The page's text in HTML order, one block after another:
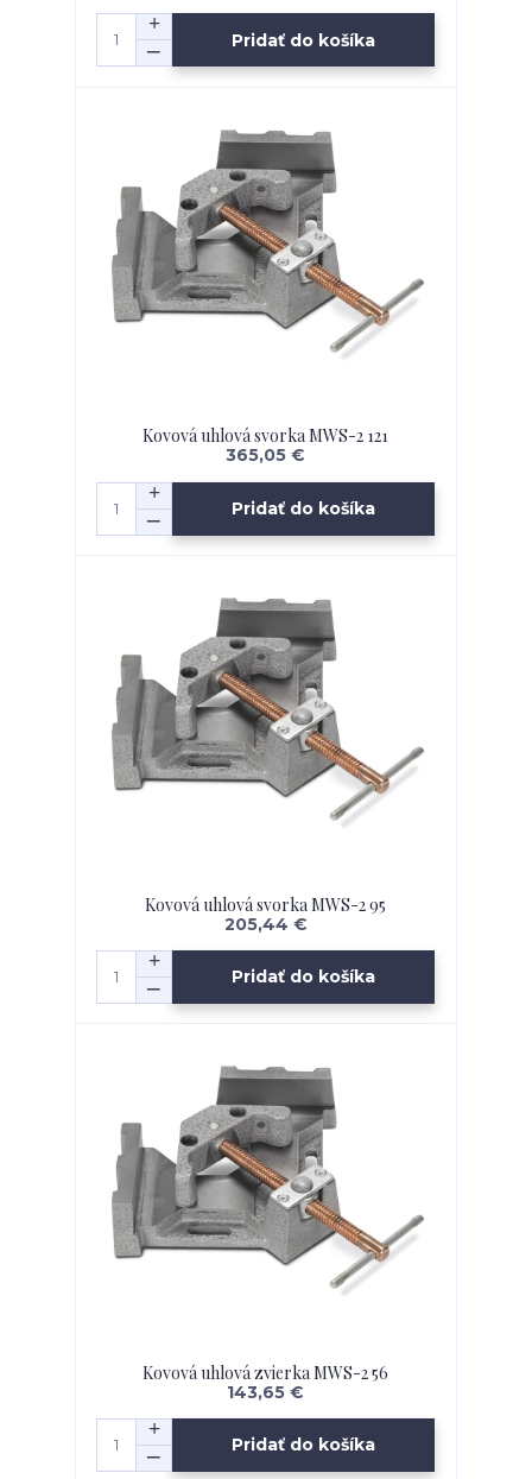
Pridať do košíka
Kovová uhlová svorka MWS-2 121
365,05 €
Pridať do košíka
Kovová uhlová svorka MWS-2 95
205,44 €
Pridať do košíka
Kovová uhlová zvierka MWS-2 56
143,65 €
Pridať do košíka